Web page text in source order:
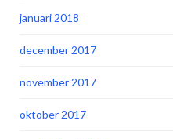
januari 2018
december 2017
november 2017
oktober 2017